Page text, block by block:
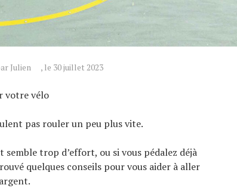
Julien , le 30 juillet 2023
votre vélo
pas rouler un peu plus vite.
trop d’effort, ou si vous pédalez déjà
quelques conseils pour vous aider à aller